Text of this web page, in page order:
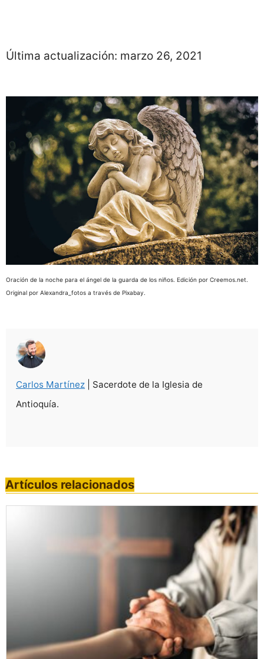
Última actualización: marzo 26, 2021
Oración de la noche para el ángel de la guarda de los niños. Edición por Creemos.net.
Original por Alexandra_fotos a través de Pixabay.
Carlos Martínez | Sacerdote de la Iglesia de
Antioquía.
Artículos relacionados